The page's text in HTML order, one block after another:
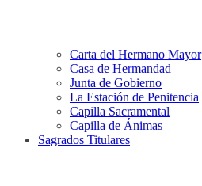
Carta del Hermano Mayor
Casa de Hermandad
Junta de Gobierno
La Estación de Penitencia
Capilla Sacramental
Capilla de Ánimas
Sagrados Titulares